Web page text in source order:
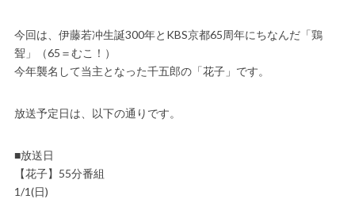
今回は、伊藤若冲生誕300年とKBS京都65周年にちなんだ「鶏
聟」（65＝むこ！）
今年襲名して当主となった千五郎の「花子」です。
放送予定日は、以下の通りです。
■放送日
【花子】55分番組
1/1(日)